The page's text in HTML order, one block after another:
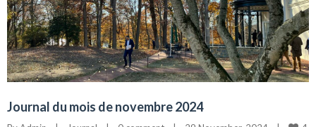
Journal du mois de novembre 2024